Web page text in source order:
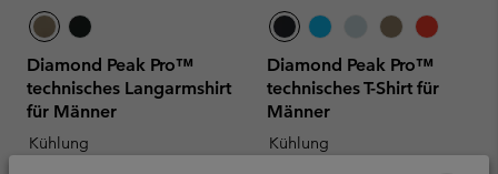
Diamond Peak Pro™
technisches Langarmshirt
für Männer
Kühlung
Diamond Peak Pro™
technisches T-Shirt für
Männer
Kühlung